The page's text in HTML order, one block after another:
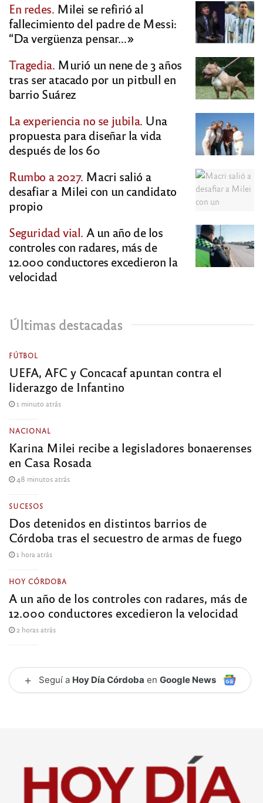
En redes. Milei se refirió al
fallecimiento del padre de Messi:
“Da vergüenza pensar…»
Tragedia. Murió un nene de 3 años
tras ser atacado por un pitbull en
barrio Suárez
La experiencia no se jubila. Una
propuesta para diseñar la vida
después de los 60
Rumbo a 2027. Macri salió a
desafiar a Milei con un candidato
propio
Seguridad vial. A un año de los
controles con radares, más de
12.000 conductores excedieron la
velocidad
Últimas destacadas
FÚTBOL
UEFA, AFC y Concacaf apuntan contra el
liderazgo de Infantino
1 minuto atrás
NACIONAL
Karina Milei recibe a legisladores bonaerenses
en Casa Rosada
48 minutos atrás
SUCESOS
Dos detenidos en distintos barrios de
Córdoba tras el secuestro de armas de fuego
1 hora atrás
HOY CÓRDOBA
A un año de los controles con radares, más de
12.000 conductores excedieron la velocidad
2 horas atrás
+ Seguí a Hoy Día Córdoba en Google News